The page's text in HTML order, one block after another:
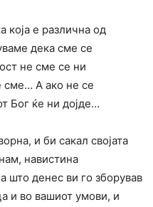
која е различна од
дека сме се
не сме се ни
сме… А ако не се
Бог ќе ни дојде…
и би сакал својата
навистина
што денес ви го зборував
и во вашиот умови, и